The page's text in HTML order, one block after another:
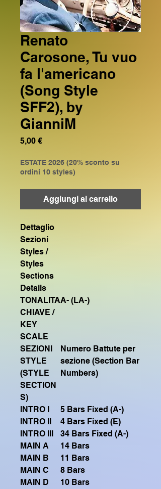
Renato
Carosone, Tu vuo
fa l'americano
(Song Style
SFF2), by
GianniM
5,00 €Prezzo
ESTATE 2026 (20% sconto su
ordini 10 styles)
Aggiungi al carrello
Dettaglio
Sezioni
Styles /
Styles
Sections
Details
TONALITA
CHIAVE /
KEY
SCALE
A- (LA-)
SEZIONI
STYLE
(STYLE
SECTION
S)
Numero Battute per
sezione (Section Bar
Numbers)
INTRO I
5 Bars Fixed (A-)
INTRO II
4 Bars Fixed (E)
INTRO III
34 Bars Fixed (A-)
MAIN A
14 Bars
MAIN B
11 Bars
MAIN C
8 Bars
MAIN D
10 Bars